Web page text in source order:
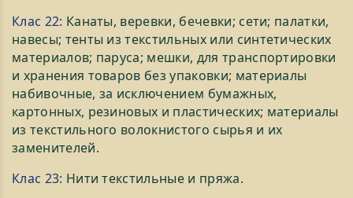
Клас 22: Канаты, веревки, бечевки; сети; палатки,
навесы; тенты из текстильных или синтетических
материалов; паруса; мешки, для транспортировки
и хранения товаров без упаковки; материалы
набивочные, за исключением бумажных,
картонных, резиновых и пластических; материалы
из текстильного волокнистого сырья и их
заменителей.
Клас 23: Нити текстильные и пряжа.